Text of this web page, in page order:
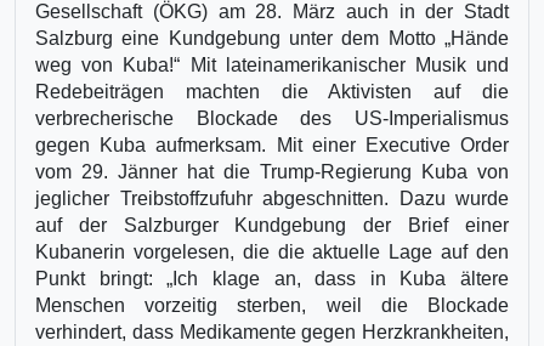
Gesellschaft (ÖKG) am 28. März auch in der Stadt
Salzburg eine Kundgebung unter dem Motto „Hände
weg von Kuba!“ Mit lateinamerikanischer Musik und
Redebeiträgen machten die Aktivisten auf die
verbrecherische Blockade des US-Imperialismus
gegen Kuba aufmerksam. Mit einer Executive Order
vom 29. Jänner hat die Trump-Regierung Kuba von
jeglicher Treibstoffzufuhr abgeschnitten. Dazu wurde
auf der Salzburger Kundgebung der Brief einer
Kubanerin vorgelesen, die die aktuelle Lage auf den
Punkt bringt: „Ich klage an, dass in Kuba ältere
Menschen vorzeitig sterben, weil die Blockade
verhindert, dass Medikamente gegen Herzkrankheiten,